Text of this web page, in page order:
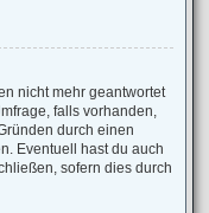
nicht mehr geantwortet
falls vorhanden,
durch einen
Eventuell hast du auch
sofern dies durch